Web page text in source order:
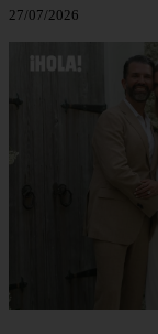
27/07/2026